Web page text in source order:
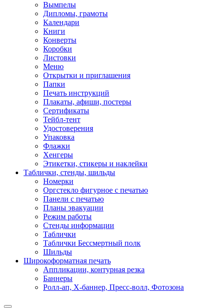
Вымпелы
Дипломы, грамоты
Календари
Книги
Конверты
Коробки
Листовки
Меню
Открытки и приглашения
Папки
Печать инструкций
Плакаты, афиши, постеры
Сертификаты
Тейбл-тент
Удостоверения
Упаковка
Флажки
Хенгеры
Этикетки, стикеры и наклейки
Таблички, стенды, шильды
Номерки
Оргстекло фигурное с печатью
Панели с печатью
Планы эвакуации
Режим работы
Стенды информации
Таблички
Таблички Бессмертный полк
Шильды
Широкоформатная печать
Аппликации, контурная резка
Баннеры
Ролл-ап, X-баннер, Пресс-волл, Фотозона